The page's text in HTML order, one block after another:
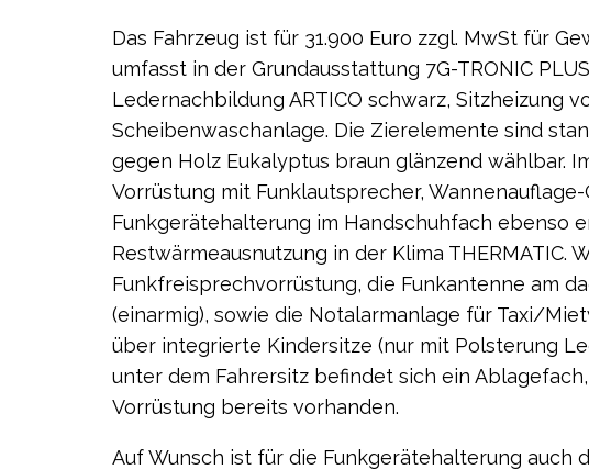
Das Fahrzeug ist für 31.900 Euro zzgl. MwSt für
umfasst in der Grundausstattung 7G-TRONIC
Ledernachbildung ARTICO schwarz, Sitzheizung
Scheibenwaschanlage. Die Zierelemente sind
gegen Holz Eukalyptus braun glänzend wählbar.
Vorrüstung mit Funklautsprecher,
Funkgerätehalterung im Handschuhfach ebenso
Restwärmeausnutzung in der Klima THERMATIC.
Funkfreisprechvorrüstung, die Funkantenne am
(einarmig), sowie die Notalarmanlage für Taxi/
über integrierte Kindersitze (nur mit Polsterung
unter dem Fahrersitz befindet sich ein
Vorrüstung bereits vorhanden.
Auf Wunsch ist für die Funkgerätehalterung auch